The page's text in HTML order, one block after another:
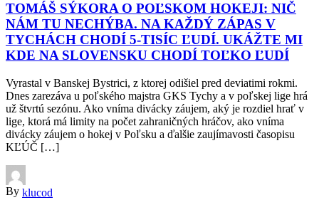
TOMÁŠ SÝKORA O POĽSKOM HOKEJI: NIČ
NÁM TU NECHÝBA. NA KAŽDÝ ZÁPAS V
TYCHÁCH CHODÍ 5-TISÍC ĽUDÍ. UKÁŽTE MI
KDE NA SLOVENSKU CHODÍ TOĽKO ĽUDÍ
Vyrastal v Banskej Bystrici, z ktorej odišiel pred deviatimi rokmi.
Dnes zarezáva u poľského majstra GKS Tychy a v poľskej lige hrá
už štvrtú sezónu. Ako vníma divácky záujem, aký je rozdiel hrať v
lige, ktorá má limity na počet zahraničných hráčov, ako vníma
divácky záujem o hokej v Poľsku a ďalšie zaujímavosti časopisu
KĽÚČ […]
By klucod